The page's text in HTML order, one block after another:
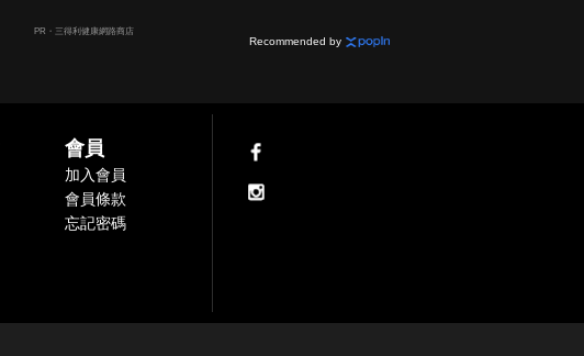
PR・三得利健康網路商店
Recommended by
會員
加入會員
會員條款
忘記密碼